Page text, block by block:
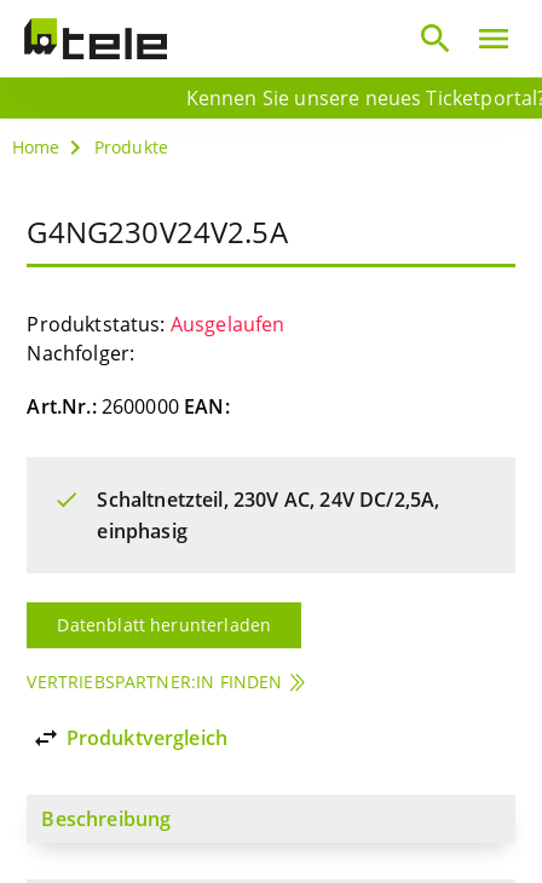
Kennen Sie unsere neues
menu
search
Home Produkte
G4NG230V24V2.5A
Produktstatus: Ausgelaufen
Nachfolger:
Art.Nr.:2600000 EAN:
Schaltnetzteil, 230V AC, 24V DC/2,5A,
einphasig
Datenblatt herunterladen
VERTRIEBSPARTNER:IN FINDEN
import_export Produktvergleich
Beschreibung